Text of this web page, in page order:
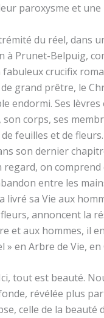
paroxysme et
du réel, dans
à Prunet-Belpuig,
crucifix
grand prêtre, le
endormi. Ses
corps, ses
feuilles et de
son dernier
regard, on
entre les
livré sa Vie aux
annoncent la
et aux hommes, il
en Arbre de Vie, en
tout est beauté.
révélée plus
celle de la beauté